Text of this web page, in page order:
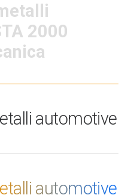
2000
automotive
automotive